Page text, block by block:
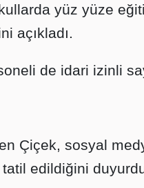
yüz yüze
açıkladı.
de idari izinli
Çiçek, sosyal
tatil edildiğini